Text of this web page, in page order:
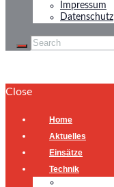
Impressum
Datenschutz
Close
Home
Aktuelles
Einsätze
Technik